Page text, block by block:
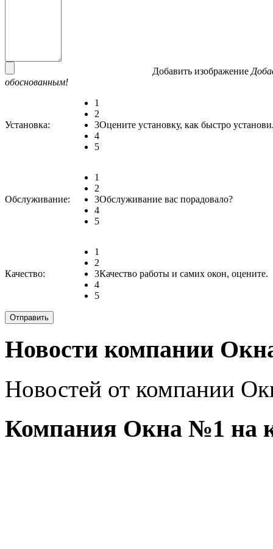
Добавить изображение
обоснованным!
Установка:
1
2
3
4
5
Оцените установку, как быстро
Обслуживание:
1
2
3
4
5
Обслуживание вас порадовало?
Качество:
1
2
3
4
5
Качество работы и самих окон, оцените.
Новости компании
Новостей от компании
Компания Окна №1 на